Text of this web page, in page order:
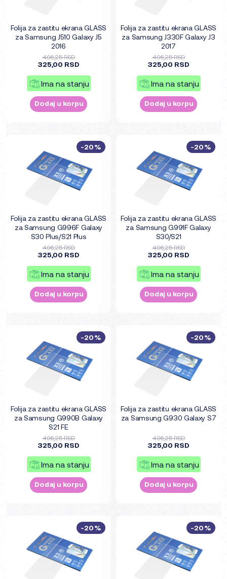
Folija za zastitu ekrana GLASS
za Samsung J510 Galaxy J5
2016
406,25 RSD
325,00 RSD
Ima na stanju
Dodaj u korpu
Folija za zastitu ekrana GLASS
za Samsung J330F Galaxy J3
2017
406,25 RSD
325,00 RSD
Ima na stanju
Dodaj u korpu
Folija za zastitu ekrana GLASS
za Samsung G996F Galaxy
S30 Plus/S21 Plus
406,25 RSD
325,00 RSD
Ima na stanju
Dodaj u korpu
-20%
Folija za zastitu ekrana GLASS
za Samsung G991F Galaxy
S30/S21
406,25 RSD
325,00 RSD
Ima na stanju
Dodaj u korpu
-20%
Folija za zastitu ekrana GLASS
za Samsung G990B Galaxy
S21 FE
406,25 RSD
325,00 RSD
Ima na stanju
Dodaj u korpu
-20%
Folija za zastitu ekrana GLASS
za Samsung G930 Galaxy S7
406,25 RSD
325,00 RSD
Ima na stanju
Dodaj u korpu
-20%
-20% -20%